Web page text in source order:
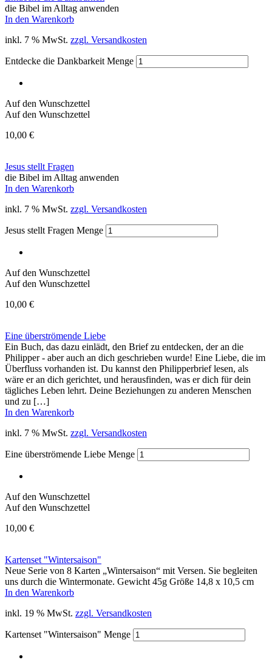
die Bibel im Alltag anwenden
In den Warenkorb
inkl. 7 % MwSt. zzgl. Versandkosten
Entdecke die Dankbarkeit Menge
Auf den Wunschzettel
Auf den Wunschzettel
10,00 €
Jesus stellt Fragen
die Bibel im Alltag anwenden
In den Warenkorb
inkl. 7 % MwSt. zzgl. Versandkosten
Jesus stellt Fragen Menge
Auf den Wunschzettel
Auf den Wunschzettel
10,00 €
Eine überströmende Liebe
Ein Buch, das dazu einlädt, den Brief zu entdecken, der an die
Philipper - aber auch an dich geschrieben wurde! Eine Liebe, die im
Überfluss vorhanden ist. Du kannst den Philipperbrief lesen, als
wäre er an dich gerichtet, und herausfinden, was er dich für dein
tägliches Leben lehrt. Deine Beziehungen zu anderen Menschen
und zu […]
In den Warenkorb
inkl. 7 % MwSt. zzgl. Versandkosten
Eine überströmende Liebe Menge
Auf den Wunschzettel
Auf den Wunschzettel
10,00 €
Kartenset "Wintersaison"
Neue Serie von 8 Karten „Wintersaison“ mit Versen. Sie begleiten
uns durch die Wintermonate. Gewicht 45g Größe 14,8 x 10,5 cm
In den Warenkorb
inkl. 19 % MwSt. zzgl. Versandkosten
Kartenset "Wintersaison" Menge